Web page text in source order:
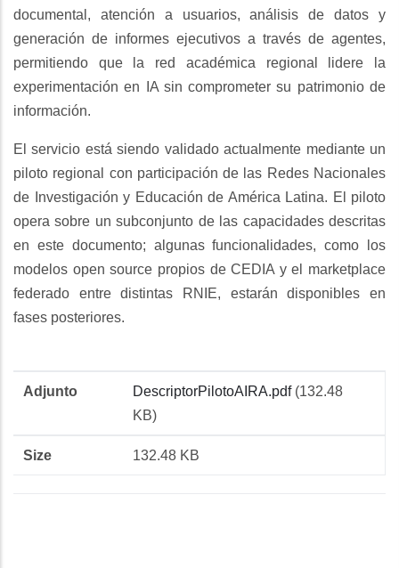
documental, atención a usuarios, análisis de datos y
generación de informes ejecutivos a través de agentes,
permitiendo que la red académica regional lidere la
experimentación en IA sin comprometer su patrimonio de
información.
El servicio está siendo validado actualmente mediante un
piloto regional con participación de las Redes Nacionales
de Investigación y Educación de América Latina. El piloto
opera sobre un subconjunto de las capacidades descritas
en este documento; algunas funcionalidades, como los
modelos open source propios de CEDIA y el marketplace
federado entre distintas RNIE, estarán disponibles en
fases posteriores.
Adjunto
Size
Adjunto DescriptorPilotoAIRA.pdf (132.48
KB)
Size 132.48 KB